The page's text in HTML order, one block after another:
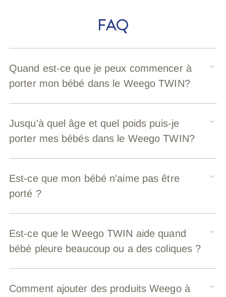
FAQ
Quand est-ce que je peux commencer à
porter mon bébé dans le Weego TWIN?
Jusqu'à quel âge et quel poids puis-je
porter mes bébés dans le Weego TWIN?
Est-ce que mon bébé n'aime pas être
porté ?
Est-ce que le Weego TWIN aide quand
bébé pleure beaucoup ou a des coliques ?
Comment ajouter des produits Weego à